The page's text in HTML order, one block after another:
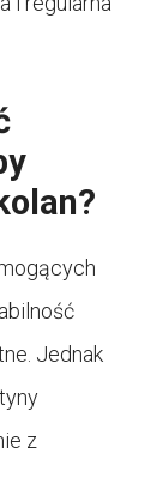
Jednak
z